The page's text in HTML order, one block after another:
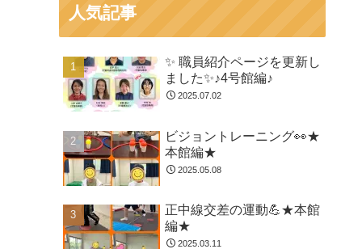
人気記事
✨ 職員紹介ページを更新し
ました✨♪4号館編♪
2025.07.02
ビジョントレーニング👀★
本館編★
2025.05.08
正中線交差の運動💪★本館
編★
2025.03.11